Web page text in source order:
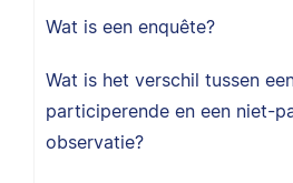
Wat is een enquête?
Wat is het verschil tussen
participerende en een niet-
observatie?